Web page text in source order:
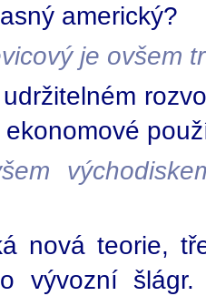
americký?
je ovšem
nová teorie,
vývozní šlágr.